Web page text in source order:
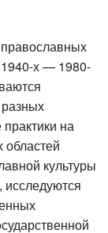
1940-х — 1980-
на
культуры
исследуются